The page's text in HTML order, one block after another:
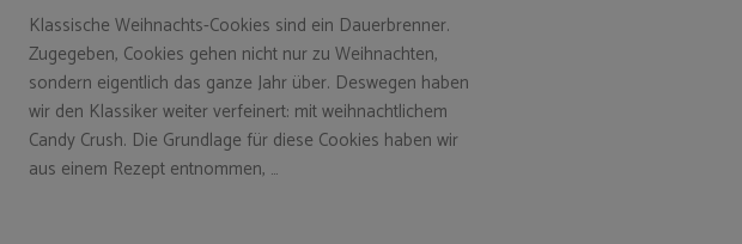
Klassische Weihnachts-Cookies sind ein Dauerbrenner.
Zugegeben, Cookies gehen nicht nur zu Weihnachten,
sondern eigentlich das ganze Jahr über. Deswegen haben
wir den Klassiker weiter verfeinert: mit weihnachtlichem
Candy Crush. Die Grundlage für diese Cookies haben wir
aus einem Rezept entnommen, …